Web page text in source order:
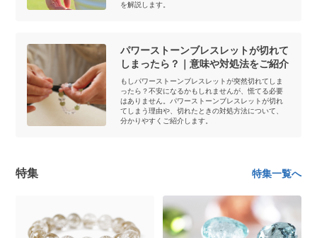
を解説します。
パワーストーンブレスレットが切れて
しまったら？｜意味や対処法をご紹介
もしパワーストーンブレスレットが突然切れてしま
ったら？不安になるかもしれませんが、慌てる必要
はありません。パワーストーンブレスレットが切れ
てしまう理由や、切れたときの対処方法について、
分かりやすくご紹介します。
特集 特集一覧へ